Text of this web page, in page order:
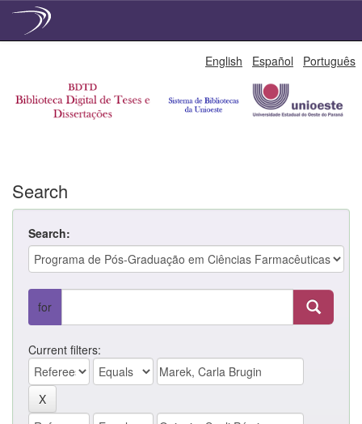
English Español Português
Search
Search:
for
Current filters: